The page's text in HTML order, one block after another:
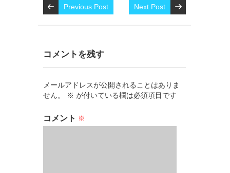
Previous Post Next Post
コメントを残す
メールアドレスが公開されることはありま
せん。
※ が付いている欄は必須項目です
コメント ※